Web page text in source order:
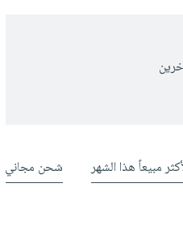
مبيعاً هذا الشهر شحن مجاني